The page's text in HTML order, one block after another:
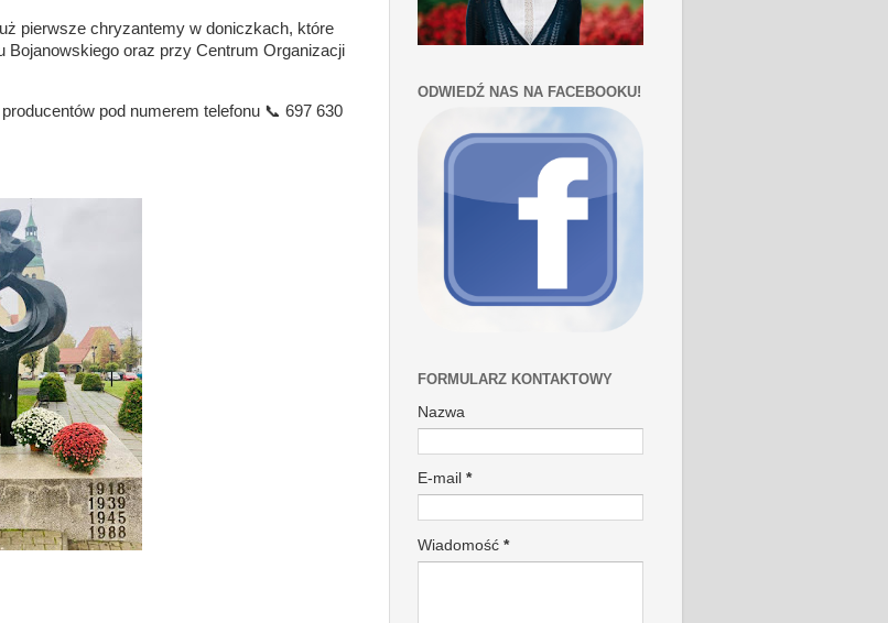
pierwsze chryzantemy w doniczkach, które
oraz przy Centrum Organizacji
pod numerem telefonu 📞 697 630
ODWIEDŹ NAS NA FACEBOOKU!
FORMULARZ KONTAKTOWY
Nazwa
E-mail *
Wiadomość *